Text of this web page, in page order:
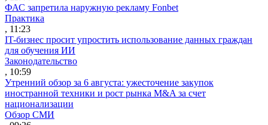
ФАС запретила наружную рекламу Fonbet
Практика
, 11:23
IT-бизнес просит упростить использование данных граждан
для обучения ИИ
Законодательство
, 10:59
Утренний обзор за 6 августа: ужесточение закупок
иностранной техники и рост рынка M&A за счет
национализации
Обзор СМИ